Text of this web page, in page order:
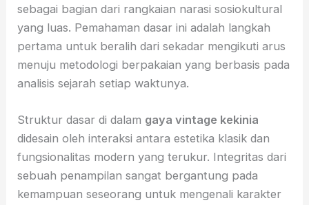
sebagai bagian dari rangkaian narasi sosiokultural
yang luas. Pemahaman dasar ini adalah langkah
pertama untuk beralih dari sekadar mengikuti arus
menuju metodologi berpakaian yang berbasis pada
analisis sejarah setiap waktunya.
Struktur dasar di dalam gaya vintage kekinia
didesain oleh interaksi antara estetika klasik dan
fungsionalitas modern yang terukur. Integritas dari
sebuah penampilan sangat bergantung pada
kemampuan seseorang untuk mengenali karakter